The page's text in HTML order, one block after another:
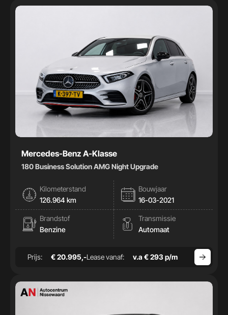
Mercedes-Benz A-Klasse
180 Business Solution AMG Night Upgrade
Kilometerstand
126.964 km
Bouwjaar
16-03-2021
Brandstof
Benzine
Transmissie
Automaat
Prijs: € 20.995,-Lease vanaf: v.a € 293 p/m